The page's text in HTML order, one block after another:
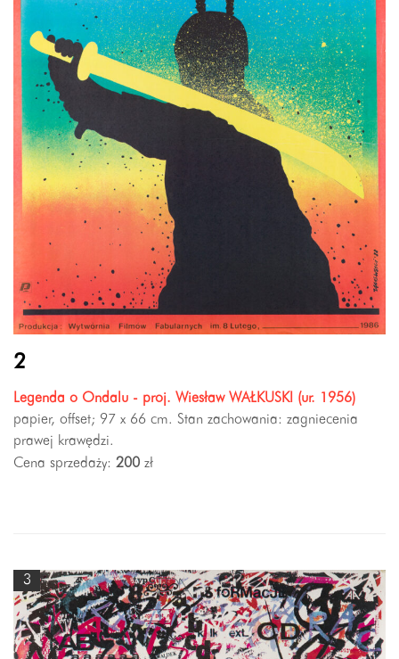
2
Legenda o Ondalu - proj. Wiesław WAŁKUSKI (ur. 1956)
papier, offset; 97 x 66 cm. Stan zachowania: zagniecenia
prawej krawędzi.
Cena sprzedaży: 200 zł
3